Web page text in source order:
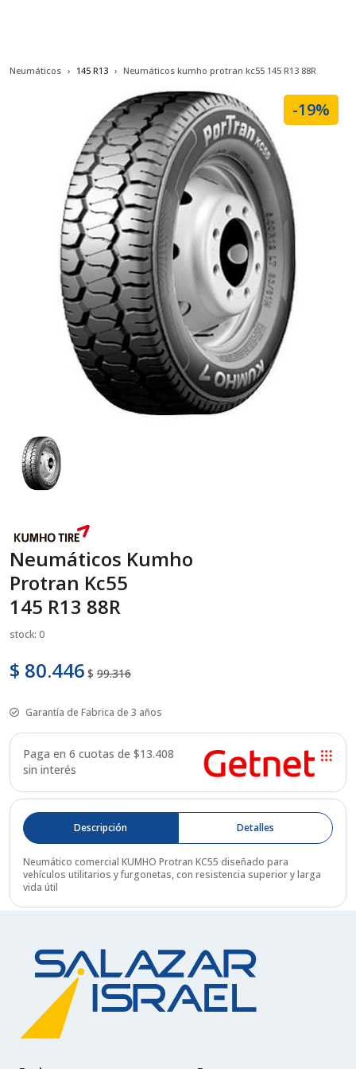
Neumáticos 145 R13 Neumáticos kumho protran kc55 145 R13 88R
-19%
Neumáticos Kumho
Protran Kc55
145 R13 88R
stock: 0
$ 80.446 $ 99.316
Garantía de Fabrica de 3 años
Paga en 6 cuotas de $13.408
sin interés
Descripción Detalles
Neumático comercial KUMHO Protran KC55 diseñado para
vehículos utilitarios y furgonetas, con resistencia superior y larga
vida útil